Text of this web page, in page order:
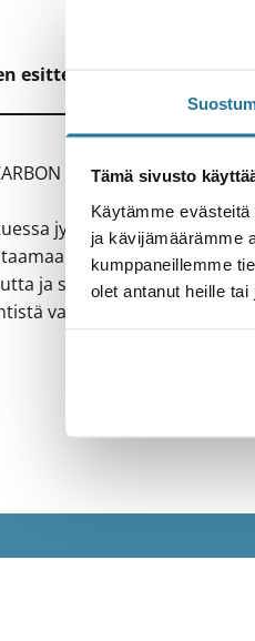
Tämä sivusto
Käytämme
ja kävijämäärämme
kumppaneillemme
olet antanut heille
esittely
jyrkemmiksi,
aggressiivisen trail-
ja suorituskykyä kuin
varmemmin.